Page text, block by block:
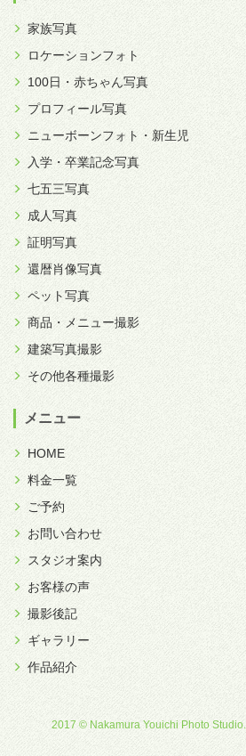
家族写真
ロケーションフォト
100日・赤ちゃん写真
プロフィール写真
ニューボーンフォト・新生児
入学・卒業記念写真
七五三写真
成人写真
証明写真
還暦肖像写真
ペット写真
商品・メニュー撮影
建築写真撮影
その他各種撮影
メニュー
HOME
料金一覧
ご予約
お問い合わせ
スタジオ案内
お客様の声
撮影後記
ギャラリー
作品紹介
2017 © Nakamura Youichi Photo